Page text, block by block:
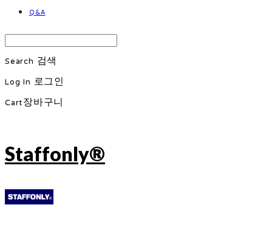
Q&A
Search 검색
Log In 로그인
Cart장바구니
Staffonly®